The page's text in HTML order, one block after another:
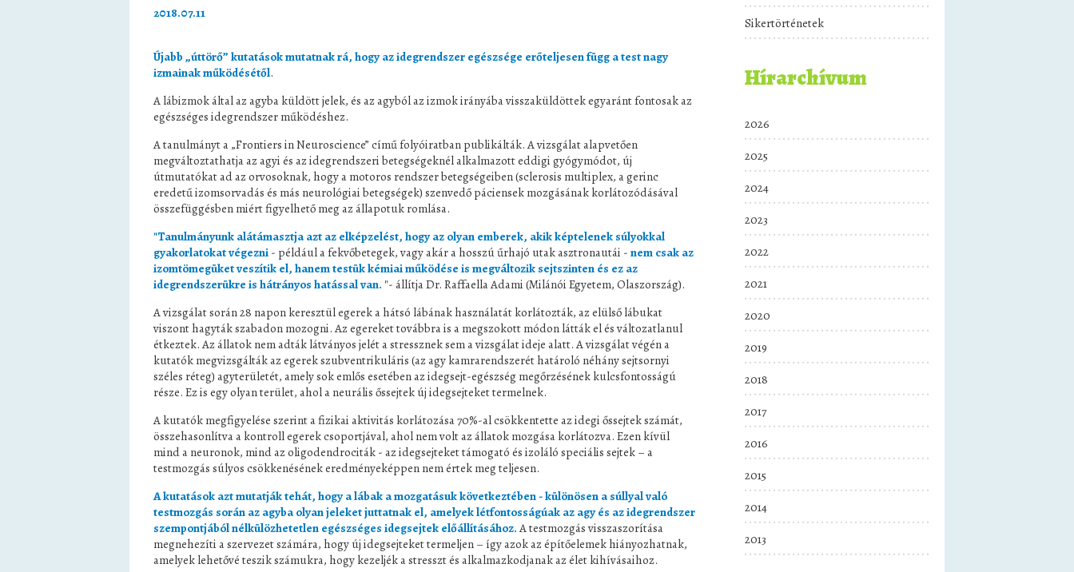
2018.07.11
Újabb „úttörő” kutatások mutatnak rá, hogy az idegrendszer egészsége erőteljesen függ a test nagy
izmainak működésétől.
A lábizmok által az agyba küldött jelek, és az agyból az izmok irányába visszaküldöttek egyaránt fontosak az
egészséges idegrendszer működéshez.
A tanulmányt a „Frontiers in Neuroscience” című folyóiratban publikálták. A vizsgálat alapvetően
megváltoztathatja az agyi és az idegrendszeri betegségeknél alkalmazott eddigi gyógymódot, új
útmutatókat ad az orvosoknak, hogy a motoros rendszer betegségeiben (sclerosis multiplex, a gerinc
eredetű izomsorvadás és más neurológiai betegségek) szenvedő páciensek mozgásának korlátozódásával
összefüggésben miért figyelhető meg az állapotuk romlása.
"Tanulmányunk alátámasztja azt az elképzelést, hogy az olyan emberek, akik képtelenek súlyokkal
gyakorlatokat végezni - például a fekvőbetegek, vagy akár a hosszú űrhajó utak asztronautái - nem csak az
izomtömegüket veszítik el, hanem testük kémiai működése is megváltozik sejtszinten és ez az
idegrendszerükre is hátrányos hatással van. "- állítja Dr. Raffaella Adami (Milánói Egyetem, Olaszország).
A vizsgálat során 28 napon keresztül egerek a hátsó lábának használatát korlátozták, az elülső lábukat
viszont hagyták szabadon mozogni. Az egereket továbbra is a megszokott módon látták el és változatlanul
étkeztek. Az állatok nem adták látványos jelét a stressznek sem a vizsgálat ideje alatt. A vizsgálat végén a
kutatók megvizsgálták az egerek szubventrikuláris (az agy kamrarendszerét határoló néhány sejtsornyi
széles réteg) agyterületét, amely sok emlős esetében az idegsejt-egészség megőrzésének kulcsfontosságú
része. Ez is egy olyan terület, ahol a neurális őssejtek új idegsejteket termelnek.
A kutatók megfigyelése szerint a fizikai aktivitás korlátozása 70%-al csökkentette az idegi őssejtek számát,
összehasonlítva a kontroll egerek csoportjával, ahol nem volt az állatok mozgása korlátozva. Ezen kívül
mind a neuronok, mind az oligodendrociták - az idegsejteket támogató és izoláló speciális sejtek – a
testmozgás súlyos csökkenésének eredményeképpen nem értek meg teljesen.
A kutatások azt mutatják tehát, hogy a lábak a mozgatásuk következtében - különösen a súllyal való
testmozgás során az agyba olyan jeleket juttatnak el, amelyek létfontosságúak az agy és az idegrendszer
szempontjából nélkülözhetetlen egészséges idegsejtek előállításához.A testmozgás visszaszorítása
megnehezíti a szervezet számára, hogy új idegsejteket termeljen – így azok az építőelemek hiányozhatnak,
amelyek lehetővé teszik számukra, hogy kezeljék a stresszt és alkalmazkodjanak az élet kihívásaihoz.
Sikertörténetek
Hírarchívum
2026
2025
2024
2023
2022
2021
2020
2019
2018
2017
2016
2015
2014
2013